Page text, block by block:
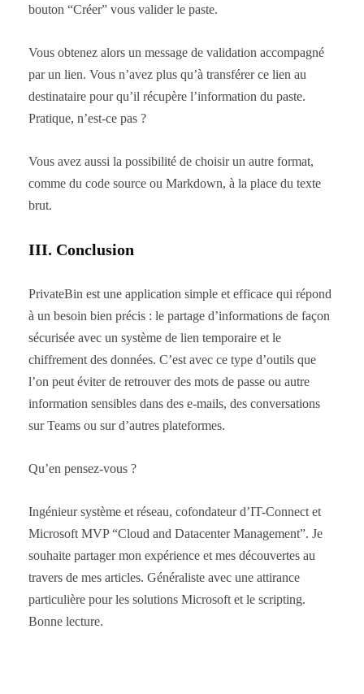
bouton “Créer” vous valider le paste.
Vous obtenez alors un message de validation accompagné
par un lien. Vous n’avez plus qu’à transférer ce lien au
destinataire pour qu’il récupère l’information du paste.
Pratique, n’est-ce pas ?
Vous avez aussi la possibilité de choisir un autre format,
comme du code source ou Markdown, à la place du texte
brut.
III. Conclusion
PrivateBin est une application simple et efficace qui répond
à un besoin bien précis : le partage d’informations de façon
sécurisée avec un système de lien temporaire et le
chiffrement des données. C’est avec ce type d’outils que
l’on peut éviter de retrouver des mots de passe ou autre
information sensibles dans des e-mails, des conversations
sur Teams ou sur d’autres plateformes.
Qu’en pensez-vous ?
Ingénieur système et réseau, cofondateur d’IT-Connect et
Microsoft MVP “Cloud and Datacenter Management”. Je
souhaite partager mon expérience et mes découvertes au
travers de mes articles. Généraliste avec une attirance
particulière pour les solutions Microsoft et le scripting.
Bonne lecture.